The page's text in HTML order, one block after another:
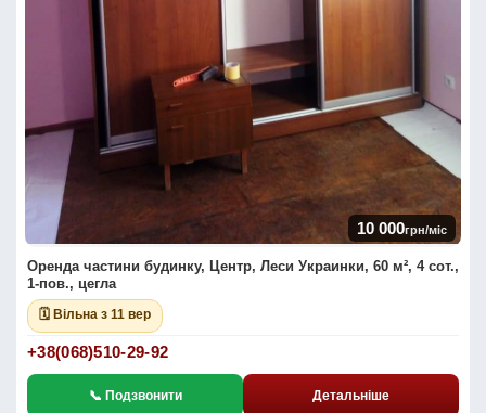
10 000грн/міс
Оренда частини будинку, Центр, Леси Украинки, 60 м², 4 сот.,
1-пов., цегла
🗓 Вільна з 11 вер
+38(068)510-29-92
📞 Подзвонити Детальніше